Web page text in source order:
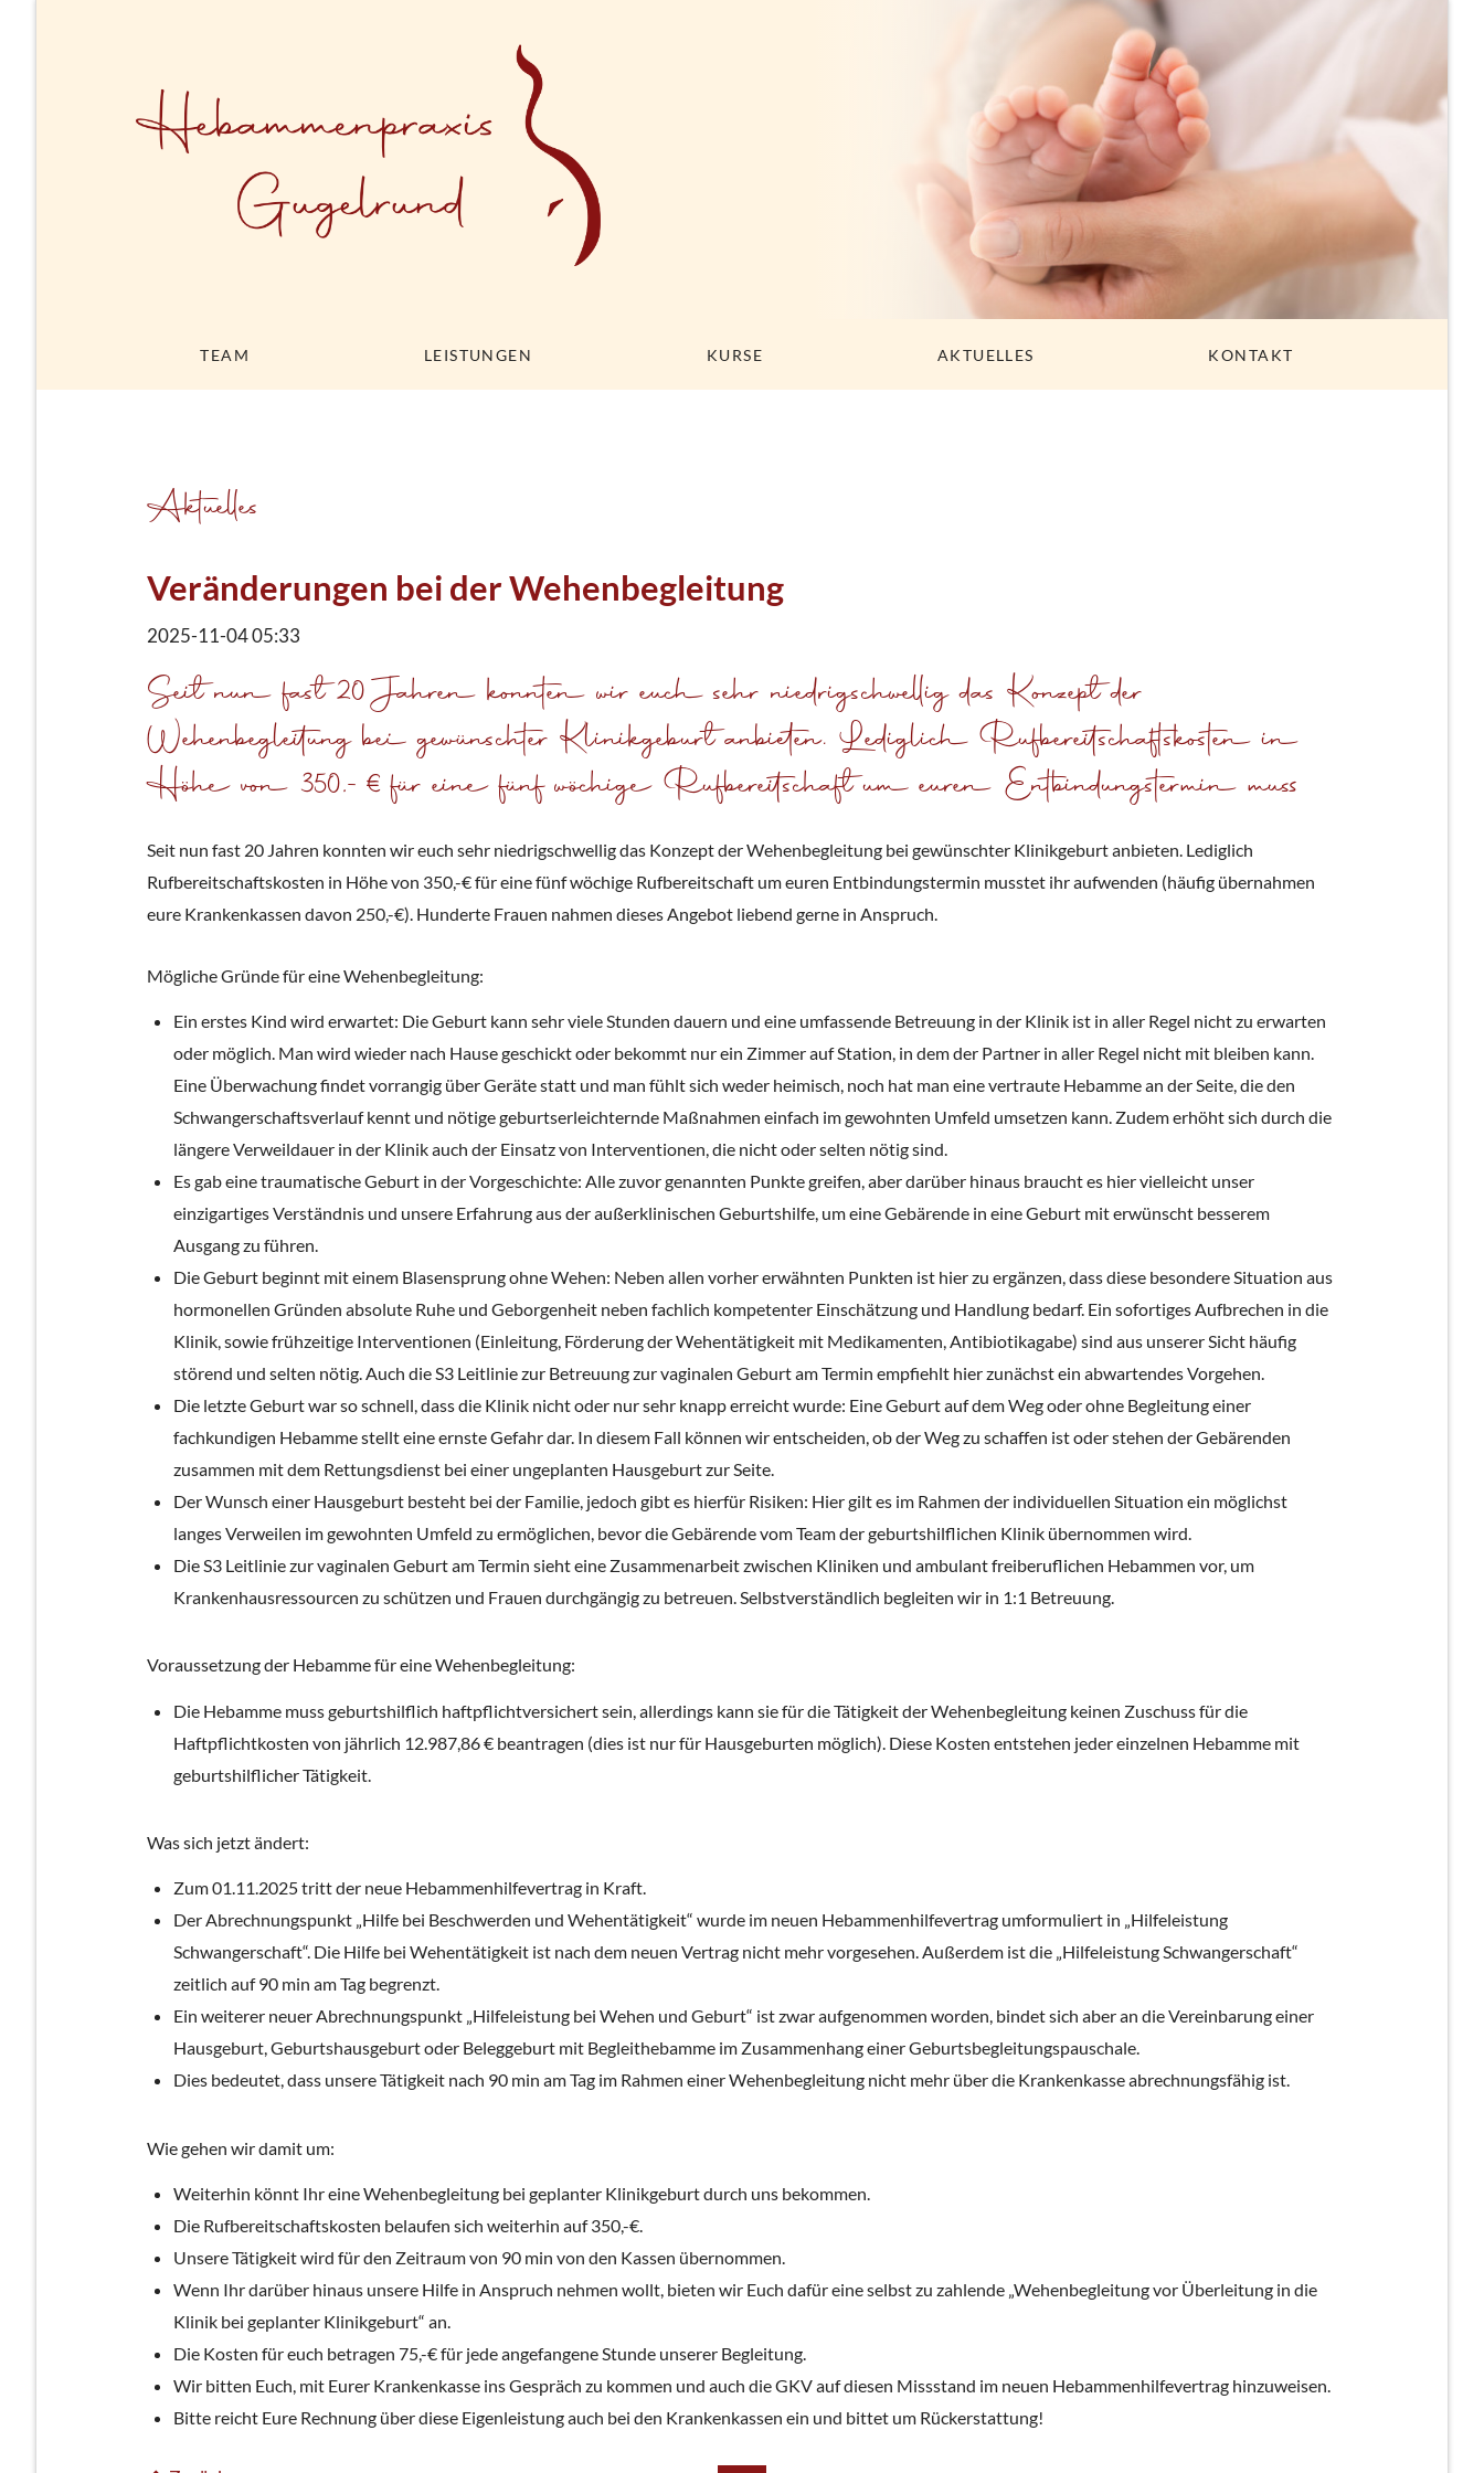
TEAM LEISTUNGEN KURSE AKTUELLES KONTAKT
Aktuelles
Veränderungen bei der Wehenbegleitung
2025-11-04 05:33
Seit nun fast 20 Jahren konnten wir euch sehr niedrigschwellig das Konzept der
Wehenbegleitung bei gewünschter Klinikgeburt anbieten. Lediglich Rufbereitschaftskosten in
Höhe von 350,-€ für eine fünf wöchige Rufbereitschaft um euren Entbindungstermin muss
Seit nun fast 20 Jahren konnten wir euch sehr niedrigschwellig das Konzept der Wehenbegleitung bei gewünschter Klinikgeburt anbieten. Lediglich
Rufbereitschaftskosten in Höhe von 350,-€ für eine fünf wöchige Rufbereitschaft um euren Entbindungstermin musstet ihr aufwenden (häufig übernahmen
eure Krankenkassen davon 250,-€). Hunderte Frauen nahmen dieses Angebot liebend gerne in Anspruch.
Mögliche Gründe für eine Wehenbegleitung:
Ein erstes Kind wird erwartet: Die Geburt kann sehr viele Stunden dauern und eine umfassende Betreuung in der Klinik ist in aller Regel nicht zu erwarten
oder möglich. Man wird wieder nach Hause geschickt oder bekommt nur ein Zimmer auf Station, in dem der Partner in aller Regel nicht mit bleiben kann.
Eine Überwachung findet vorrangig über Geräte statt und man fühlt sich weder heimisch, noch hat man eine vertraute Hebamme an der Seite, die den
Schwangerschaftsverlauf kennt und nötige geburtserleichternde Maßnahmen einfach im gewohnten Umfeld umsetzen kann. Zudem erhöht sich durch die
längere Verweildauer in der Klinik auch der Einsatz von Interventionen, die nicht oder selten nötig sind.
Es gab eine traumatische Geburt in der Vorgeschichte: Alle zuvor genannten Punkte greifen, aber darüber hinaus braucht es hier vielleicht unser
einzigartiges Verständnis und unsere Erfahrung aus der außerklinischen Geburtshilfe, um eine Gebärende in eine Geburt mit erwünscht besserem
Ausgang zu führen.
Die Geburt beginnt mit einem Blasensprung ohne Wehen: Neben allen vorher erwähnten Punkten ist hier zu ergänzen, dass diese besondere Situation aus
hormonellen Gründen absolute Ruhe und Geborgenheit neben fachlich kompetenter Einschätzung und Handlung bedarf. Ein sofortiges Aufbrechen in die
Klinik, sowie frühzeitige Interventionen (Einleitung, Förderung der Wehentätigkeit mit Medikamenten, Antibiotikagabe) sind aus unserer Sicht häufig
störend und selten nötig. Auch die S3 Leitlinie zur Betreuung zur vaginalen Geburt am Termin empfiehlt hier zunächst ein abwartendes Vorgehen.
Die letzte Geburt war so schnell, dass die Klinik nicht oder nur sehr knapp erreicht wurde: Eine Geburt auf dem Weg oder ohne Begleitung einer
fachkundigen Hebamme stellt eine ernste Gefahr dar. In diesem Fall können wir entscheiden, ob der Weg zu schaffen ist oder stehen der Gebärenden
zusammen mit dem Rettungsdienst bei einer ungeplanten Hausgeburt zur Seite.
Der Wunsch einer Hausgeburt besteht bei der Familie, jedoch gibt es hierfür Risiken: Hier gilt es im Rahmen der individuellen Situation ein möglichst
langes Verweilen im gewohnten Umfeld zu ermöglichen, bevor die Gebärende vom Team der geburtshilflichen Klinik übernommen wird.
Die S3 Leitlinie zur vaginalen Geburt am Termin sieht eine Zusammenarbeit zwischen Kliniken und ambulant freiberuflichen Hebammen vor, um
Krankenhausressourcen zu schützen und Frauen durchgängig zu betreuen. Selbstverständlich begleiten wir in 1:1 Betreuung.
Voraussetzung der Hebamme für eine Wehenbegleitung:
Die Hebamme muss geburtshilflich haftpflichtversichert sein, allerdings kann sie für die Tätigkeit der Wehenbegleitung keinen Zuschuss für die
Haftpflichtkosten von jährlich 12.987,86 € beantragen (dies ist nur für Hausgeburten möglich). Diese Kosten entstehen jeder einzelnen Hebamme mit
geburtshilflicher Tätigkeit.
Was sich jetzt ändert:
Zum 01.11.2025 tritt der neue Hebammenhilfevertrag in Kraft.
Der Abrechnungspunkt „Hilfe bei Beschwerden und Wehentätigkeit“ wurde im neuen Hebammenhilfevertrag umformuliert in „Hilfeleistung
Schwangerschaft“. Die Hilfe bei Wehentätigkeit ist nach dem neuen Vertrag nicht mehr vorgesehen. Außerdem ist die „Hilfeleistung Schwangerschaft“
zeitlich auf 90 min am Tag begrenzt.
Ein weiterer neuer Abrechnungspunkt „Hilfeleistung bei Wehen und Geburt“ ist zwar aufgenommen worden, bindet sich aber an die Vereinbarung einer
Hausgeburt, Geburtshausgeburt oder Beleggeburt mit Begleithebamme im Zusammenhang einer Geburtsbegleitungspauschale.
Dies bedeutet, dass unsere Tätigkeit nach 90 min am Tag im Rahmen einer Wehenbegleitung nicht mehr über die Krankenkasse abrechnungsfähig ist.
Wie gehen wir damit um:
Weiterhin könnt Ihr eine Wehenbegleitung bei geplanter Klinikgeburt durch uns bekommen.
Die Rufbereitschaftskosten belaufen sich weiterhin auf 350,-€.
Unsere Tätigkeit wird für den Zeitraum von 90 min von den Kassen übernommen.
Wenn Ihr darüber hinaus unsere Hilfe in Anspruch nehmen wollt, bieten wir Euch dafür eine selbst zu zahlende „Wehenbegleitung vor Überleitung in die
Klinik bei geplanter Klinikgeburt“ an.
Die Kosten für euch betragen 75,-€ für jede angefangene Stunde unserer Begleitung.
Wir bitten Euch, mit Eurer Krankenkasse ins Gespräch zu kommen und auch die GKV auf diesen Missstand im neuen Hebammenhilfevertrag hinzuweisen.
Bitte reicht Eure Rechnung über diese Eigenleistung auch bei den Krankenkassen ein und bittet um Rückerstattung!